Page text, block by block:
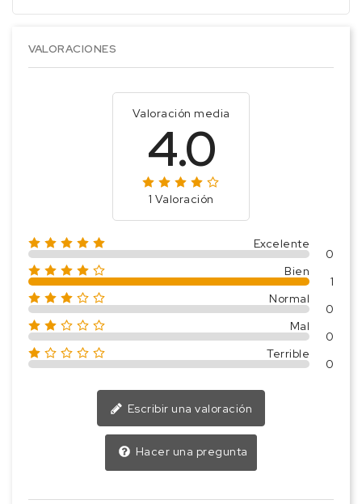
VALORACIONES
Valoración media
4.0
1 Valoración
Excelente
0
Bien
1
Normal
0
Mal
0
Terrible
0
Escribir una valoración
Hacer una pregunta